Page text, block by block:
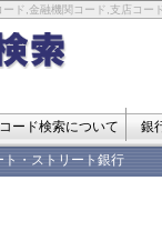
ド,金融機関コード,支店コー
ード検索について 銀
ト・ストリート銀行